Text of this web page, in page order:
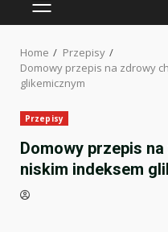
PRIMARY
Home
Przepisy
Domowy przepis na zdrowy
glikemicznym
Przepisy
Domowy przepis
niskim indeksem